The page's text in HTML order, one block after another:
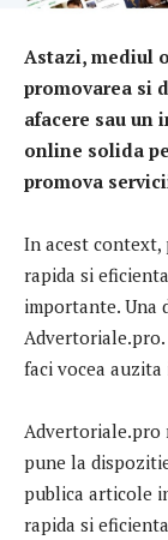
Astazi, mediul
promovarea si
afacere sau un
online solida
promova
In acest
rapida si
importante. Una
Advertoriale.pro.
faci vocea
Advertoriale.pro
pune la
publica articole
rapida si